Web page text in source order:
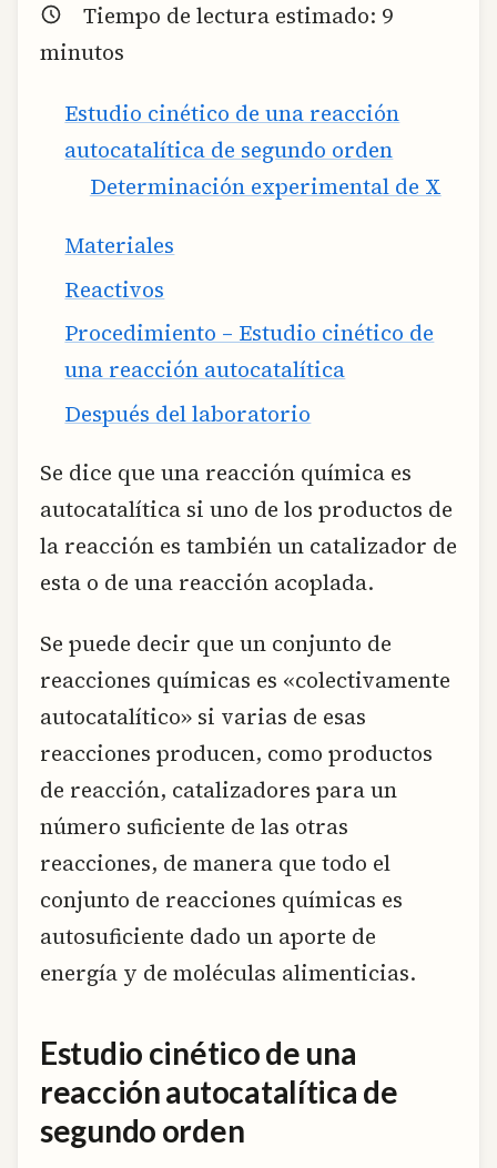
Tiempo de lectura estimado: 9
minutos
Estudio cinético de una reacción
autocatalítica de segundo orden
Determinación experimental de X
Materiales
Reactivos
Procedimiento – Estudio cinético de
una reacción autocatalítica
Después del laboratorio
Se dice que una reacción química es
autocatalítica si uno de los productos de
la reacción es también un catalizador de
esta o de una reacción acoplada.
Se puede decir que un conjunto de
reacciones químicas es «colectivamente
autocatalítico» si varias de esas
reacciones producen, como productos
de reacción, catalizadores para un
número suficiente de las otras
reacciones, de manera que todo el
conjunto de reacciones químicas es
autosuficiente dado un aporte de
energía y de moléculas alimenticias.
Estudio cinético de una
reacción autocatalítica de
segundo orden